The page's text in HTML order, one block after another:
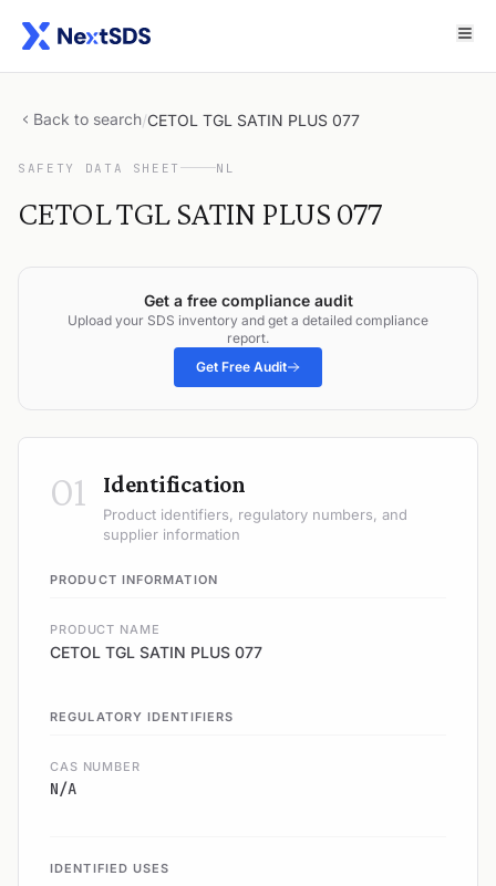
Back to search/CETOL TGL SATIN PLUS 077
SAFETY DATA SHEET NL
CETOL TGL SATIN PLUS 077
Get a free compliance audit
Upload your SDS inventory and get a detailed compliance
report.
Get Free Audit
01 Identification
Product identifiers, regulatory numbers, and
supplier information
PRODUCT INFORMATION
PRODUCT NAME
CETOL TGL SATIN PLUS 077
REGULATORY IDENTIFIERS
CAS NUMBER
N/A
IDENTIFIED USES